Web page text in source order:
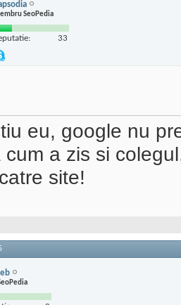
SeoPedia
33
eu, google nu
a zis si
site!